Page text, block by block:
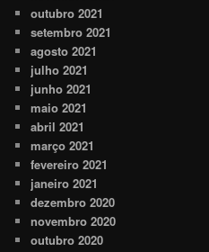
outubro 2021
setembro 2021
agosto 2021
julho 2021
junho 2021
maio 2021
abril 2021
março 2021
fevereiro 2021
janeiro 2021
dezembro 2020
novembro 2020
outubro 2020